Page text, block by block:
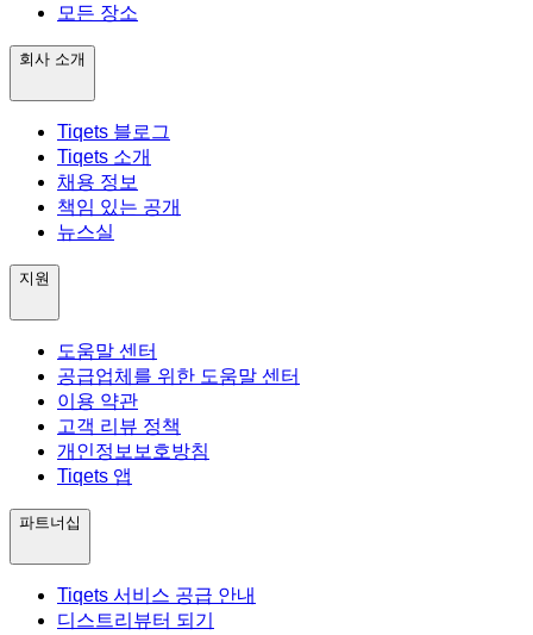
모든 장소
회사 소개
Tiqets 블로그
Tiqets 소개
채용 정보
책임 있는 공개
뉴스실
지원
도움말 센터
공급업체를 위한 도움말 센터
이용 약관
고객 리뷰 정책
개인정보보호방침
Tiqets 앱
파트너십
Tiqets 서비스 공급 안내
디스트리뷰터 되기